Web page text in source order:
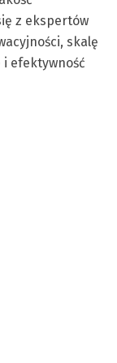
z ekspertów
skalę
i efektywność